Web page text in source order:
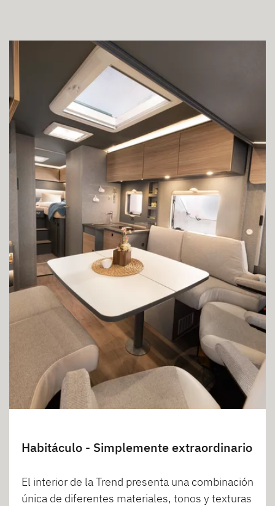
Habitáculo - Simplemente extraordinario
El interior de la Trend presenta una combinación
única de diferentes materiales, tonos y texturas